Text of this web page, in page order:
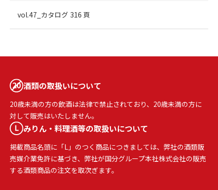
vol.47_カタログ 316 頁
酒類の取扱いについて
20歳未満の方の飲酒は法律で禁止されており、20歳未満の方に
対して販売はいたしません。
みりん・料理酒等の取扱いについて
掲載商品名頭に「L」のつく商品につきましては、弊社の酒類販
売媒介業免許に基づき、弊社が国分グループ本社株式会社の販売
する酒類商品の注文を取次ぎます。